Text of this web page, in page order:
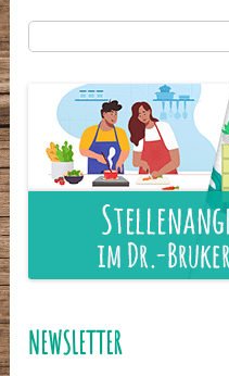
nach:
NEWSLETTER